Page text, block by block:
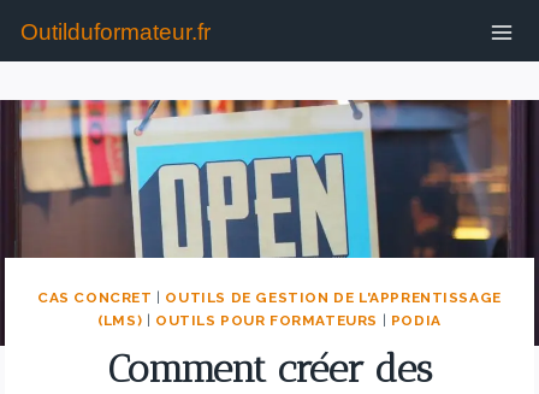
Outilduformateur.fr
CAS CONCRET | OUTILS DE GESTION DE L'APPRENTISSAGE
(LMS) | OUTILS POUR FORMATEURS | PODIA
Comment créer des